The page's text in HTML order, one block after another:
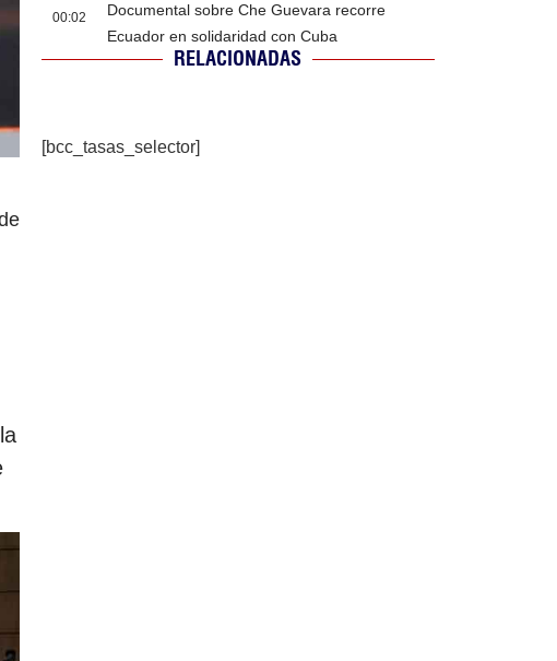
00:02
Documental sobre Che Guevara recorre
Ecuador en solidaridad con Cuba
RELACIONADAS
[bcc_tasas_selector]